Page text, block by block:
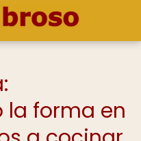
la forma en